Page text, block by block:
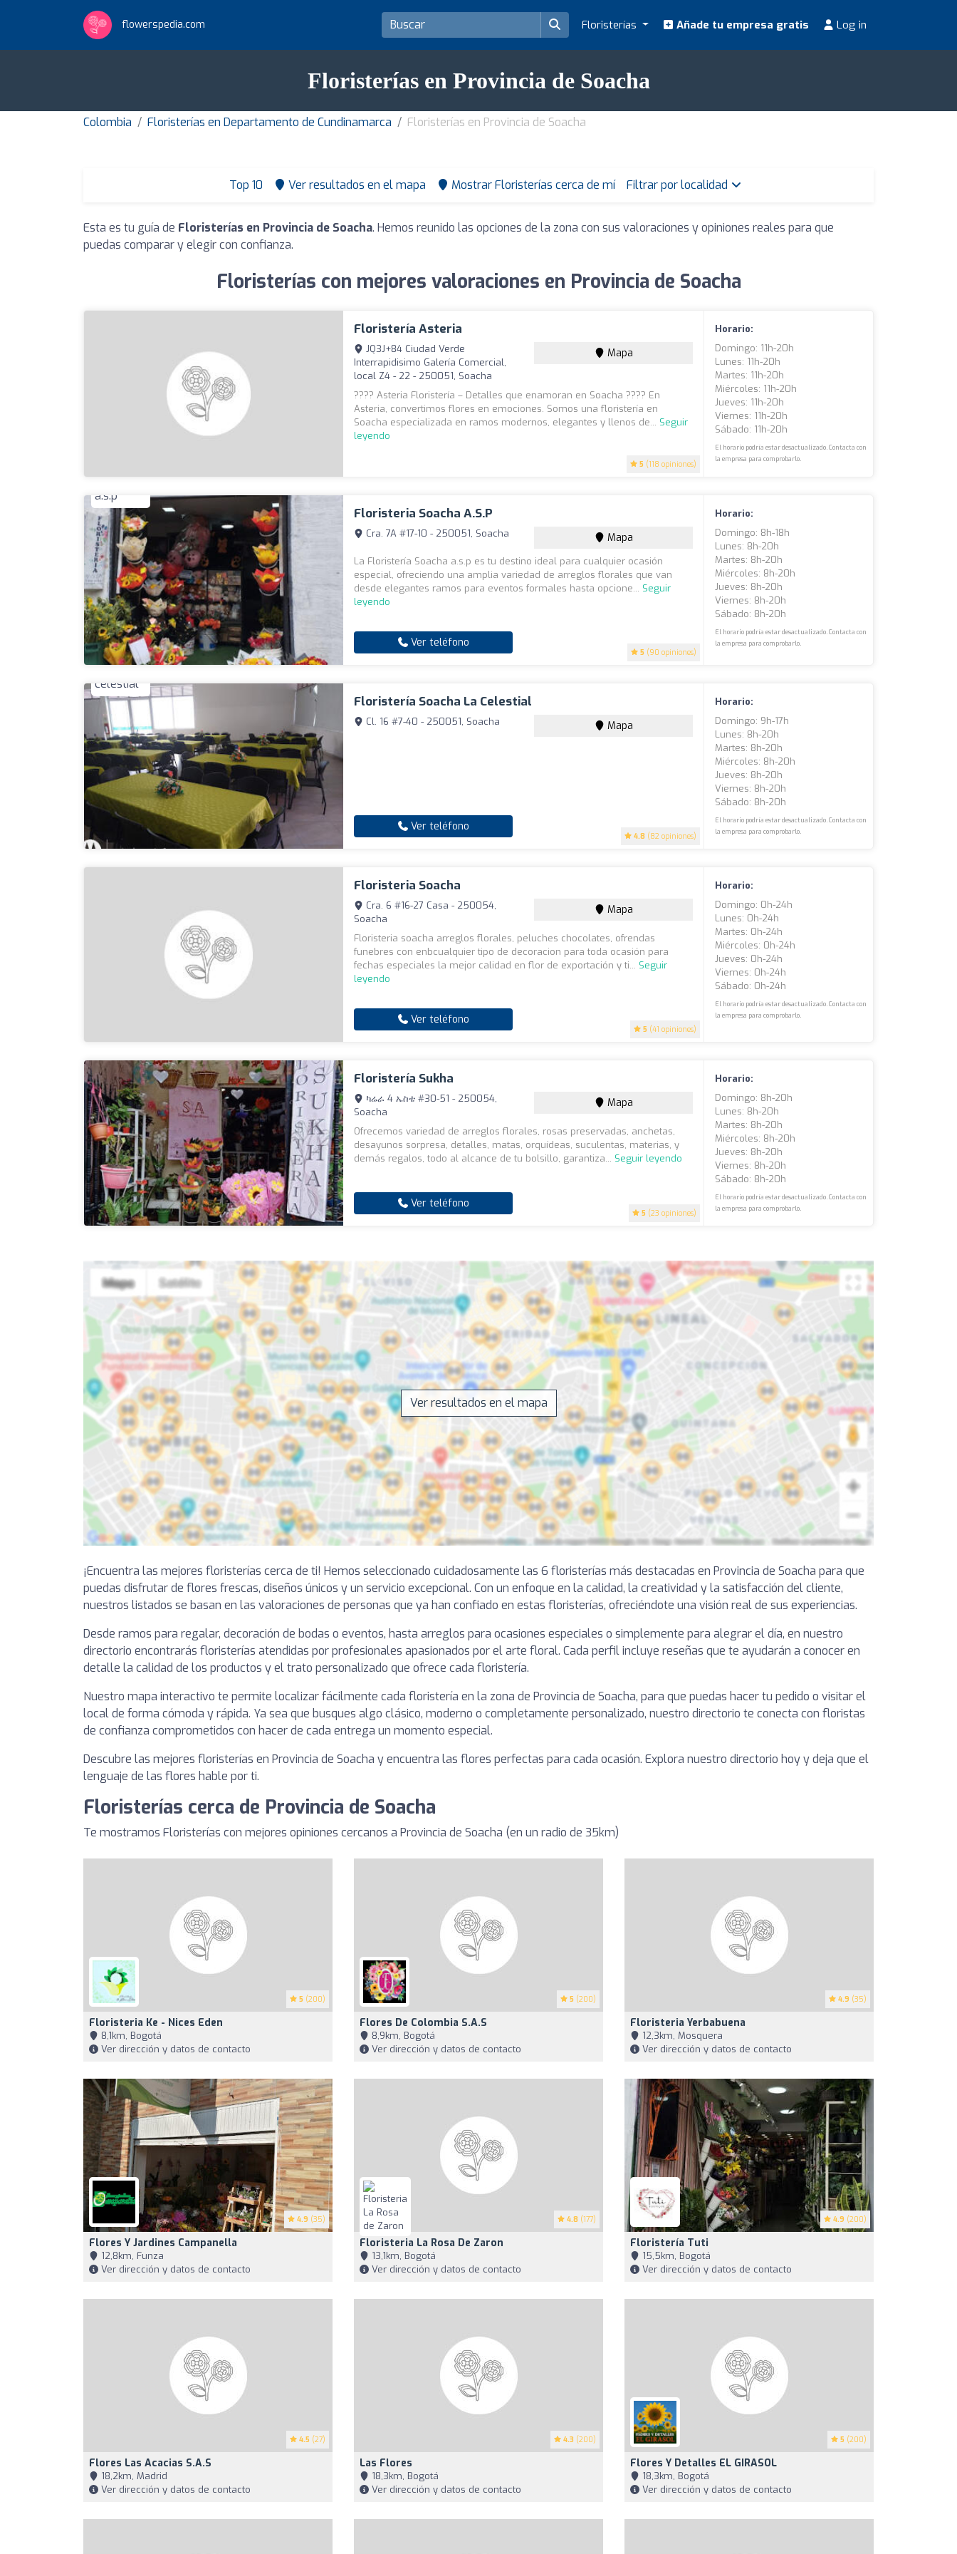
flowerspedia.com Floristerías Añade tu empresa gratis Log in
Floristerías en Provincia de Soacha
Colombia Floristerías en Departamento de Cundinamarca Floristerías en Provincia de Soacha
Top 10 Ver resultados en el mapa Mostrar Floristerías cerca de mí Filtrar por localidad
Esta es tu guía de Floristerías en Provincia de Soacha. Hemos reunido las opciones de la zona con sus valoraciones y opiniones reales para que
puedas comparar y elegir con confianza.
Floristerías con mejores valoraciones en Provincia de Soacha
Floristería Asteria
5 (118 opiniones)
JQ3J+84 Ciudad Verde
Interrapidisimo Galería Comercial,
local Z4 - 22 - 250051, Soacha
Mapa
???? Asteria Floristería – Detalles que enamoran en Soacha ???? En
Asteria, convertimos flores en emociones. Somos una floristería en
Soacha especializada en ramos modernos, elegantes y llenos de... Seguir
leyendo
Horario:
Domingo: 11h-20h
Lunes: 11h-20h
Martes: 11h-20h
Miércoles: 11h-20h
Jueves: 11h-20h
Viernes: 11h-20h
Sábado: 11h-20h
El horario podría estar desactualizado. Contacta con
la empresa para comprobarlo.
Floristeria Soacha A.s.p
5 (90 opiniones)
Cra. 7A #17-10 - 250051, Soacha Mapa
La Floristería Soacha a.s.p es tu destino ideal para cualquier ocasión
especial, ofreciendo una amplia variedad de arreglos florales que van
desde elegantes ramos para eventos formales hasta opcione... Seguir
leyendo
Ver teléfono
Horario:
Domingo: 8h-18h
Lunes: 8h-20h
Martes: 8h-20h
Miércoles: 8h-20h
Jueves: 8h-20h
Viernes: 8h-20h
Sábado: 8h-20h
El horario podría estar desactualizado. Contacta con
la empresa para comprobarlo.
Floristería Soacha La Celestial
4.8 (82 opiniones)
Cl. 16 #7-40 - 250051, Soacha Mapa
Ver teléfono
Horario:
Domingo: 9h-17h
Lunes: 8h-20h
Martes: 8h-20h
Miércoles: 8h-20h
Jueves: 8h-20h
Viernes: 8h-20h
Sábado: 8h-20h
El horario podría estar desactualizado. Contacta con
la empresa para comprobarlo.
Floristeria Soacha
5 (41 opiniones)
Cra. 6 #16-27 Casa - 250054,
Soacha
Mapa
Floristeria soacha arreglos florales, peluches chocolates, ofrendas
funebres con enbcualquier tipo de decoracion para toda ocasión para
fechas especiales la mejor calidad en flor de exportación y ti... Seguir
leyendo
Ver teléfono
Horario:
Domingo: 0h-24h
Lunes: 0h-24h
Martes: 0h-24h
Miércoles: 0h-24h
Jueves: 0h-24h
Viernes: 0h-24h
Sábado: 0h-24h
El horario podría estar desactualizado. Contacta con
la empresa para comprobarlo.
Floristería Sukha
5 (23 opiniones)
ካሬራ 4 ኤስቴ #30-51 - 250054,
Soacha
Mapa
Ofrecemos variedad de arreglos florales, rosas preservadas, anchetas,
desayunos sorpresa, detalles, matas, orquídeas, suculentas, materias, y
demás regalos, todo al alcance de tu bolsillo, garantiza... Seguir leyendo
Ver teléfono
Horario:
Domingo: 8h-20h
Lunes: 8h-20h
Martes: 8h-20h
Miércoles: 8h-20h
Jueves: 8h-20h
Viernes: 8h-20h
Sábado: 8h-20h
El horario podría estar desactualizado. Contacta con
la empresa para comprobarlo.
Ver resultados en el mapa
¡Encuentra las mejores floristerías cerca de ti! Hemos seleccionado cuidadosamente las 6 floristerías más destacadas en Provincia de Soacha para que
puedas disfrutar de flores frescas, diseños únicos y un servicio excepcional. Con un enfoque en la calidad, la creatividad y la satisfacción del cliente,
nuestros listados se basan en las valoraciones de personas que ya han confiado en estas floristerías, ofreciéndote una visión real de sus experiencias.
Desde ramos para regalar, decoración de bodas o eventos, hasta arreglos para ocasiones especiales o simplemente para alegrar el día, en nuestro
directorio encontrarás floristerías atendidas por profesionales apasionados por el arte floral. Cada perfil incluye reseñas que te ayudarán a conocer en
detalle la calidad de los productos y el trato personalizado que ofrece cada floristería.
Nuestro mapa interactivo te permite localizar fácilmente cada floristería en la zona de Provincia de Soacha, para que puedas hacer tu pedido o visitar el
local de forma cómoda y rápida. Ya sea que busques algo clásico, moderno o completamente personalizado, nuestro directorio te conecta con floristas
de confianza comprometidos con hacer de cada entrega un momento especial.
Descubre las mejores floristerías en Provincia de Soacha y encuentra las flores perfectas para cada ocasión. Explora nuestro directorio hoy y deja que el
lenguaje de las flores hable por ti.
Floristerías cerca de Provincia de Soacha
Te mostramos Floristerías con mejores opiniones cercanos a Provincia de Soacha (en un radio de 35km)
5 (200)
Floristeria Ke - Nices Eden
8,1km, Bogotá
Ver dirección y datos de contacto
5 (200)
Flores De Colombia S.A.S
8,9km, Bogotá
Ver dirección y datos de contacto
4.9 (35)
Floristeria Yerbabuena
12,3km, Mosquera
Ver dirección y datos de contacto
4.9 (35)
Flores Y Jardines Campanella
12,8km, Funza
Ver dirección y datos de contacto
4.8 (177)
Floristeria La Rosa De Zaron
13,1km, Bogotá
Ver dirección y datos de contacto
4.9 (200)
Floristería Tuti
15,5km, Bogotá
Ver dirección y datos de contacto
4.5 (27)
Flores Las Acacias S.A.S
18,2km, Madrid
Ver dirección y datos de contacto
4.3 (200)
Las Flores
18,3km, Bogotá
Ver dirección y datos de contacto
5 (200)
Flores Y Detalles EL GIRASOL
18,3km, Bogotá
Ver dirección y datos de contacto